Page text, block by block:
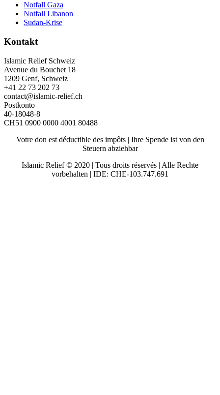
Notfall Gaza
Notfall Libanon
Sudan-Krise
Kontakt
Islamic Relief Schweiz
Avenue du Bouchet 18
1209 Genf, Schweiz
+41 22 73 202 73
contact@islamic-relief.ch
Postkonto
40-18048-8
CH51 0900 0000 4001 80488
Votre don est déductible des impôts | Ihre Spende ist von den
Steuern abziehbar
Islamic Relief © 2020 | Tous droits réservés | Alle Rechte
vorbehalten | IDE: CHE-103.747.691